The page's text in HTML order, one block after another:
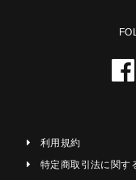
利用規約
特定商取引法に関す